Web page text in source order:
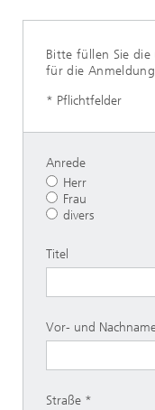
Bitte füllen Sie
für die Anmeldung
* Pflichtfelder
Anrede
Herr
Frau
divers
Titel
Vor- und
Straße